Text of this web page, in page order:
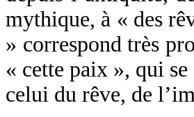
mythique, à « des
» correspond très
« cette paix », qui
celui du rêve, de